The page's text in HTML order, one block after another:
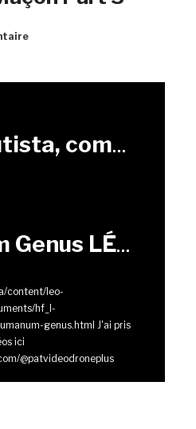
Dave Bautista, comment percer à Hollywood ?
Humanum Genus LÉON XIII (20 avril 1884)
content/leo-
hf_l-
genus.html J'ai pris
ici
@patvideodroneplus